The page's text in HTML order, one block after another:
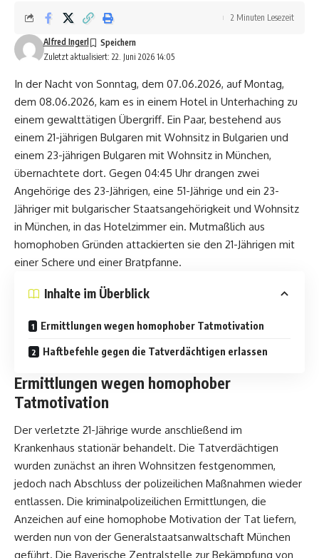
Zuletzt aktualisiert: 22. Juni 2026 14:05
Alfred Ingerl
2 Minuten Lesezeit
In der Nacht von Sonntag, dem 07.06.2026, auf Montag,
dem 08.06.2026, kam es in einem Hotel in Unterhaching zu
einem gewalttätigen Übergriff. Ein Paar, bestehend aus
einem 21-jährigen Bulgaren mit Wohnsitz in Bulgarien und
einem 23-jährigen Bulgaren mit Wohnsitz in München,
übernachtete dort. Gegen 04:45 Uhr drangen zwei
Angehörige des 23-Jährigen, eine 51-Jährige und ein 23-
Jähriger mit bulgarischer Staatsangehörigkeit und Wohnsitz
in München, in das Hotelzimmer ein. Mutmaßlich aus
homophoben Gründen attackierten sie den 21-Jährigen mit
einer Schere und einer Bratpfanne.
Inhalte im Überblick
Ermittlungen wegen homophober Tatmotivation
Haftbefehle gegen die Tatverdächtigen erlassen
Ermittlungen wegen homophober
Tatmotivation
Der verletzte 21-Jährige wurde anschließend im
Krankenhaus stationär behandelt. Die Tatverdächtigen
wurden zunächst an ihren Wohnsitzen festgenommen,
jedoch nach Abschluss der polizeilichen Maßnahmen wieder
entlassen. Die kriminalpolizeilichen Ermittlungen, die
Anzeichen auf eine homophobe Motivation der Tat liefern,
werden nun von der Generalstaatsanwaltschaft München
geführt. Die Bayerische Zentralstelle zur Bekämpfung von